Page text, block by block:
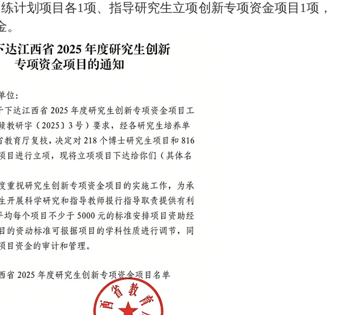
计划项目各1项、指导研究生立项创新专项资金项目1项，